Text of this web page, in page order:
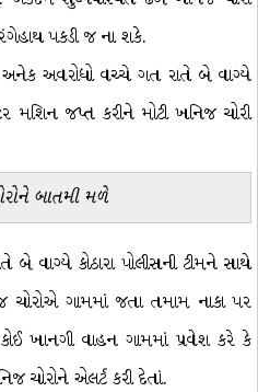
પકડી જ ના શકે.
અનેક અવરોધો વચ્ચે ગત રાતે બે વાગ્યે
મશિન જપ્ત કરીને મોટી ખનિજ ચોરી
બાતમી મળે
બે વાગ્યે કોઠારા પોલીસની ટીમને સાથે
ચોરોએ ગામમાં જતા તમામ નાકા પર
ખાનગી વાહન ગામમાં પ્રવેશ કરે કે
ચોરોને એલર્ટ કરી દેતાં.